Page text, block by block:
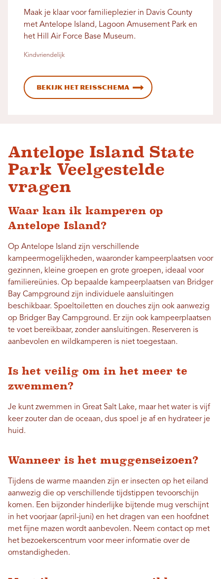
Maak je klaar voor familieplezier in Davis County
met Antelope Island, Lagoon Amusement Park en
het Hill Air Force Base Museum.
Kindvriendelijk
Bekijk het reisschema
Antelope Island State
Park Veelgestelde
vragen
Waar kan ik kamperen op
Antelope Island?
Op Antelope Island zijn verschillende
kampeermogelijkheden, waaronder kampeerplaatsen voor
gezinnen, kleine groepen en grote groepen, ideaal voor
familiereünies. Op bepaalde kampeerplaatsen van Bridger
Bay Campground zijn individuele aansluitingen
beschikbaar. Spoeltoiletten en douches zijn ook aanwezig
op Bridger Bay Campground. Er zijn ook kampeerplaatsen
te voet bereikbaar, zonder aansluitingen. Reserveren is
aanbevolen en wildkamperen is niet toegestaan.
Is het veilig om in het meer te
zwemmen?
Je kunt zwemmen in Great Salt Lake, maar het water is vijf
keer zouter dan de oceaan, dus spoel je af en hydrateer je
huid.
Wanneer is het muggenseizoen?
Tijdens de warme maanden zijn er insecten op het eiland
aanwezig die op verschillende tijdstippen tevoorschijn
komen. Een bijzonder hinderlijke bijtende mug verschijnt
in het voorjaar (april-juni) en het dragen van een hoofdnet
met fijne mazen wordt aanbevolen. Neem contact op met
het bezoekerscentrum voor meer informatie over de
omstandigheden.